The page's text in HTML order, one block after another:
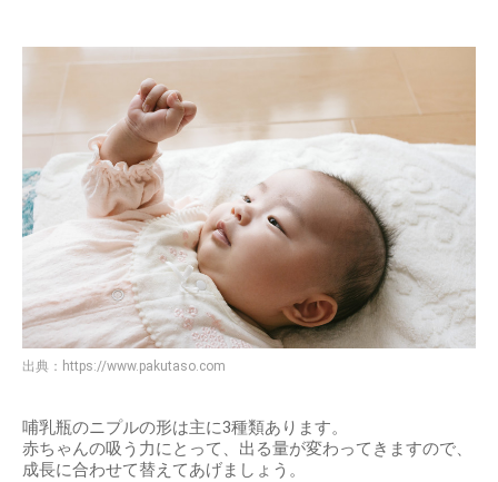
出典： https://www.pakutaso.com
哺乳瓶のニプルの形は主に3種類あります。
赤ちゃんの吸う力にとって、出る量が変わってきますので、
成長に合わせて替えてあげましょう。